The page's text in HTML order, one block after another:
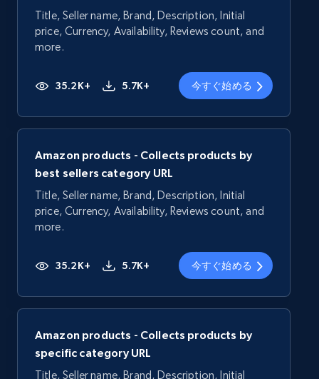
Title, Seller name, Brand, Description, Initial
price, Currency, Availability, Reviews count, and
more.
35.2K+ 5.7K+ 今すぐ始める
Amazon products - Collects products by
best sellers category URL
Title, Seller name, Brand, Description, Initial
price, Currency, Availability, Reviews count, and
more.
35.2K+ 5.7K+ 今すぐ始める
Amazon products - Collects products by
specific category URL
Title, Seller name, Brand, Description, Initial